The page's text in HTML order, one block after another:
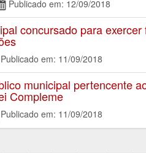
Publicado em: 12/09/2018
concursado para
em: 11/09/2018
municipal pertencente
Compleme
em: 11/09/2018